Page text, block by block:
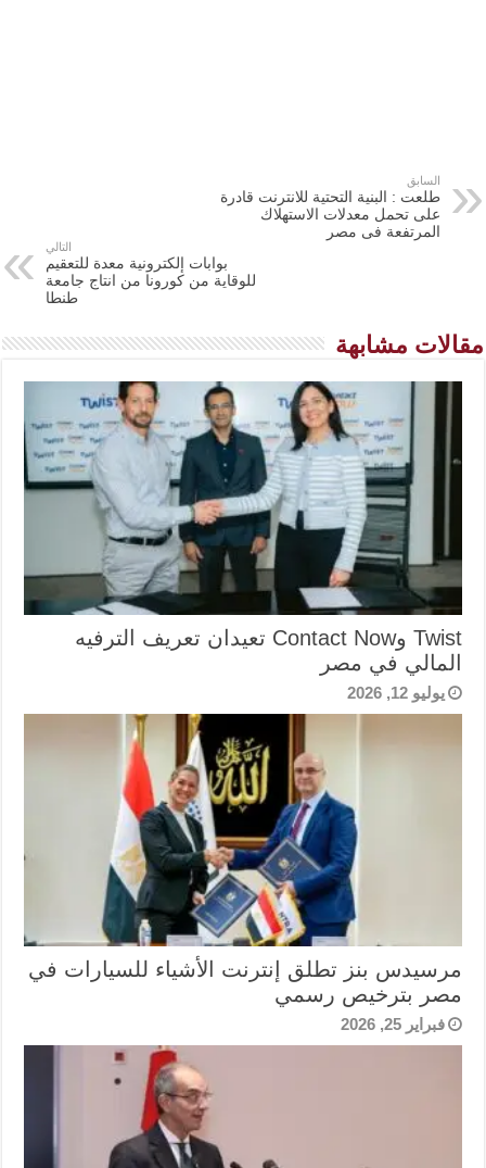
السابق
طلعت : البنية التحتية للانترنت قادرة
على تحمل معدلات الاستهلاك
المرتفعة فى مصر
التالي
بوابات إلكترونية معدة للتعقيم
للوقاية من كورونا من انتاج جامعة
طنطا
مقالات مشابهة
Twist وContact Now تعيدان تعريف الترفيه
المالي في مصر
يوليو 12, 2026
مرسيدس بنز تطلق إنترنت الأشياء للسيارات في
مصر بترخيص رسمي
فبراير 25, 2026